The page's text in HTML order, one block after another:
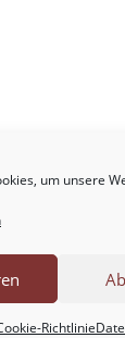
um unsere
Richtlinie